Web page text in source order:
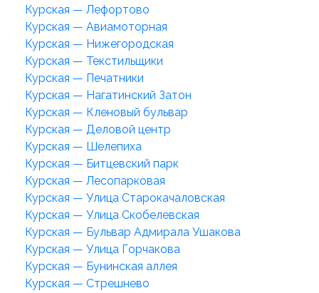
Курская — Лефортово
Курская — Авиамоторная
Курская — Нижегородская
Курская — Текстильщики
Курская — Печатники
Курская — Нагатинский Затон
Курская — Кленовый бульвар
Курская — Деловой центр
Курская — Шелепиха
Курская — Битцевский парк
Курская — Лесопарковая
Курская — Улица Старокачаловская
Курская — Улица Скобелевская
Курская — Бульвар Адмирала Ушакова
Курская — Улица Горчакова
Курская — Бунинская аллея
Курская — Стрешнево